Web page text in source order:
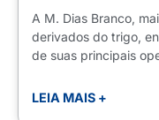
A M. Dias Branco,
derivados do trigo,
de suas principais
LEIA MAIS +